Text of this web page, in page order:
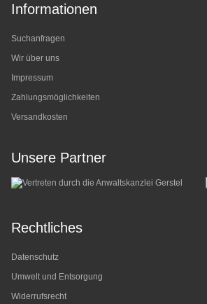
Informationen
Suchanfragen
Wir über uns
Impressum
Zahlungsmöglichkeiten
Versandkosten
Unsere Partner
Rechtliches
Datenschutz
Umwelt und Entsorgung
Widerrufsrecht